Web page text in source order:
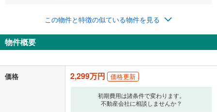
この物件と特徴の似ている物件を見る
物件概要
価格 2,299万円 価格更新
初期費用は諸条件で変わります。
不動産会社に相談しませんか？